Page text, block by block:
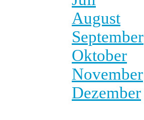
August
September
Oktober
November
Dezember